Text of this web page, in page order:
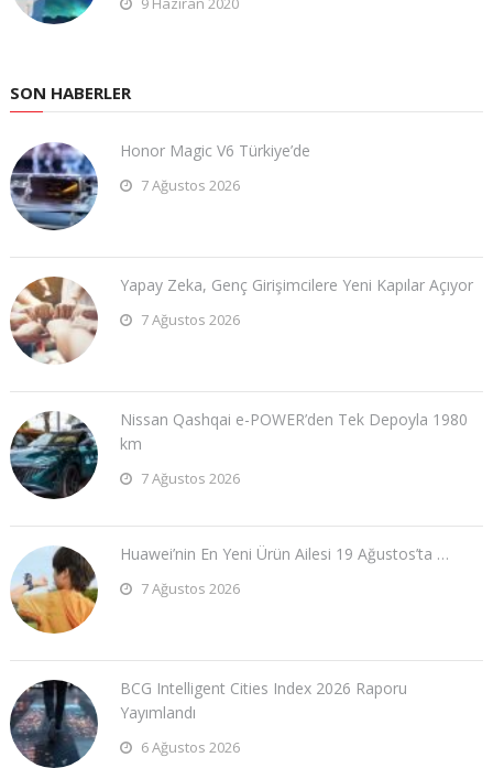
SON HABERLER
Honor Magic V6 Türkiye’de
7 Ağustos 2026
Yapay Zeka, Genç Girişimcilere Yeni Kapılar Açıyor
7 Ağustos 2026
Nissan Qashqai e-POWER’den Tek Depoyla 1980
km
7 Ağustos 2026
Huawei’nin En Yeni Ürün Ailesi 19 Ağustos’ta …
7 Ağustos 2026
BCG Intelligent Cities Index 2026 Raporu
Yayımlandı
6 Ağustos 2026